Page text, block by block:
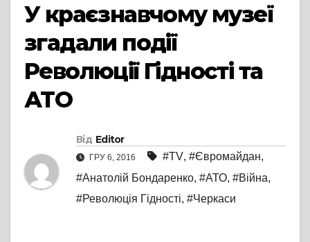
У краєзнавчому музеї
згадали події
Революції Гідності та
АТО
Від Editor
ГРУ 6, 2016 #TV, #Євромайдан,
#Анатолій Бондаренко, #АТО, #Війна,
#Революція Гідності, #Черкаси